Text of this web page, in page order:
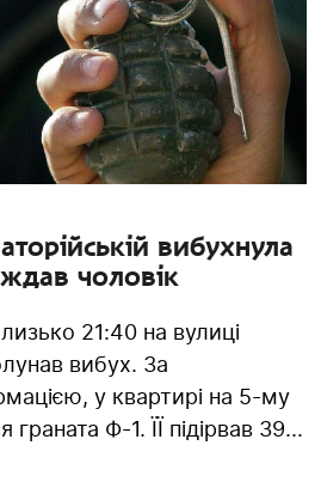
вибухнула
чоловік
21:40 на вулиці
вибух. За
у квартирі на 5-му
граната Ф-1. ЇЇ підірвав 39...